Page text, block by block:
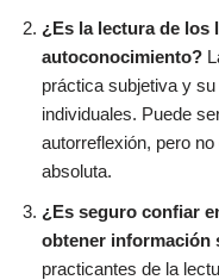
¿Es la lectura de los
autoconocimiento?
práctica subjetiva y
individuales. Puede
autorreflexión, pero
absoluta.
¿Es seguro confiar
obtener información
practicantes de la